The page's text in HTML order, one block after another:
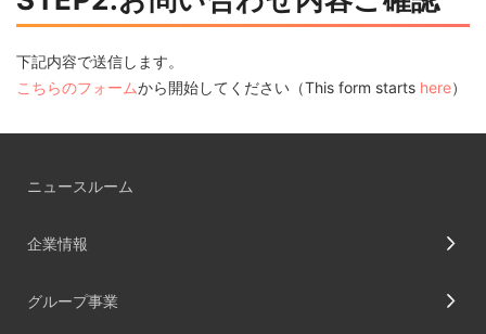
下記内容で送信します。
こちらのフォームから開始してください（This form starts here）
ニュースルーム
企業情報
グループ事業